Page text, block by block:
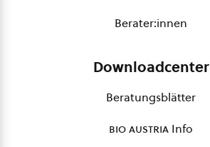
Berater:innen
Downloadcenter
Beratungsblätter
bio austria Info